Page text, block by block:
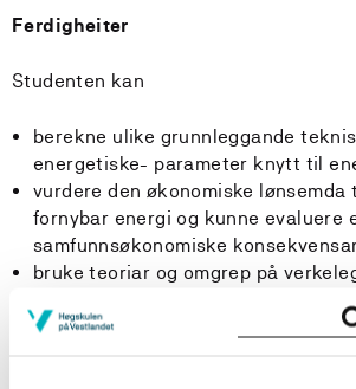
Ferdigheiter
Studenten kan
berekne ulike grunnleggande
energetiske- parameter knytt til
vurdere den økonomiske
fornybar energi og kunne evaluere
samfunnsøkonomiske
bruke teoriar og omgrep på
problemstillingar/case knytt til
vurdere kva føresetnader,